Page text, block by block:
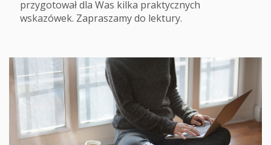
przygotował dla Was kilka praktycznych
wskazówek. Zapraszamy do lektury.